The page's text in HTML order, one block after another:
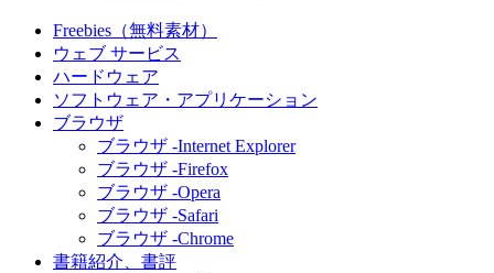
Freebies（無料素材）
ウェブ サービス
ハードウェア
ソフトウェア・アプリケーション
ブラウザ
ブラウザ -Internet Explorer
ブラウザ -Firefox
ブラウザ -Opera
ブラウザ -Safari
ブラウザ -Chrome
書籍紹介、書評